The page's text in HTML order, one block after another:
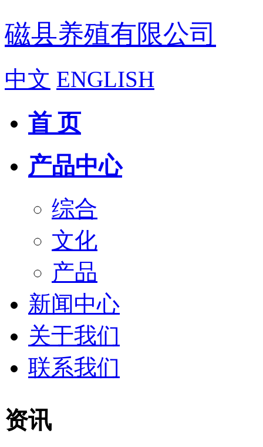
磁县养殖有限公司
中文 ENGLISH
首 页
产品中心
综合
文化
产品
新闻中心
关于我们
联系我们
资讯